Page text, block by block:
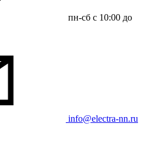
пн-сб с 10:00 до
info@electra-nn.ru